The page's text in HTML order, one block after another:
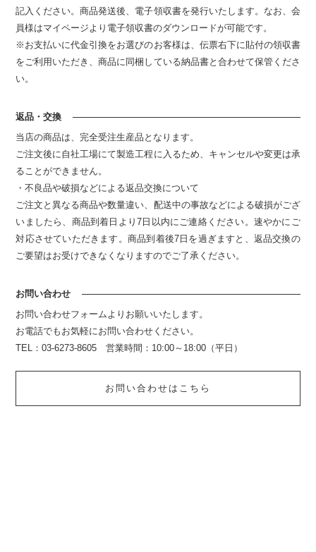
記入ください。商品発送後、電子領収書を発行いたします。なお、会
員様はマイページより電子領収書のダウンロードが可能です。
※お支払いに代金引換をお選びのお客様は、伝票右下に貼付の領収書
をご利用いただき、商品に同梱している納品書と合わせて保管くださ
い。
返品・交換
当店の商品は、完全受注生産品となります。
ご注文後に自社工場にて製造工程に入るため、キャンセルや変更は承
ることができません。
・不良品や破損などによる返品交換について
ご注文と異なる商品や数量違い、配送中の事故などによる破損がござ
いましたら、商品到着日より7日以内にご連絡ください。速やかにご
対応させていただきます。商品到着後7日を過ぎますと、返品交換の
ご要望はお受けできなくなりますのでご了承ください。
お問い合わせ
お問い合わせフォームよりお願いいたします。
お電話でもお気軽にお問い合わせください。
TEL：03-6273-8605 営業時間：10:00～18:00（平日）
お問い合わせはこちら